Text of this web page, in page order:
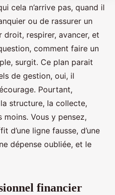
cela n’arrive pas, quand il
ou de rassurer un
respirer, avancer, et
comment faire un
surgit. Ce plan parait
de gestion, oui, il
Pourtant,
structure, la collecte,
moins. Vous y pensez,
d’une ligne fausse, d’une
dépense oubliée, et le
financier